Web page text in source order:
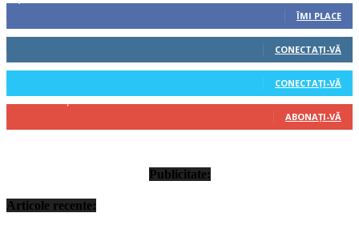
ÎMI PLACE
522 Cititori
CONECTAȚI-VĂ
45 Cititori
CONECTAȚI-VĂ
314 Abonați
ABONAȚI-VĂ
Publicitate:
Articole recente: